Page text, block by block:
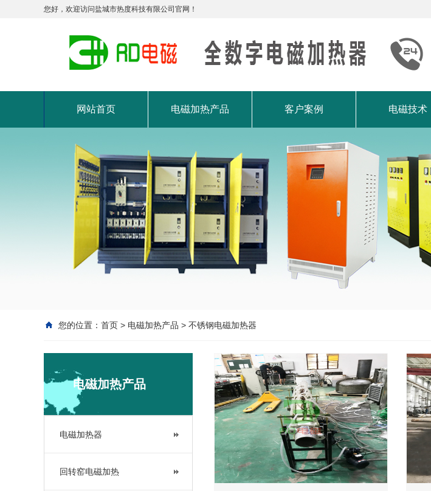
您好，欢迎访问盐城市热度科技有限公司官网！
网站首页 电磁加热产品 客户案例 电磁技术
您的位置： 首页 > 电磁加热产品 > 不锈钢电磁加热器
电磁加热产品
电磁加热器
回转窑电磁加热